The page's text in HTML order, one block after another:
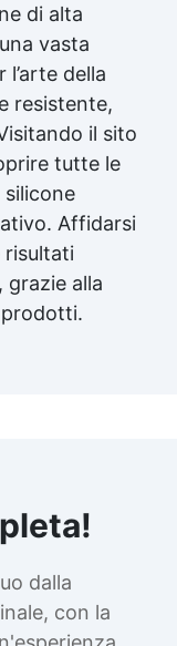
di alta
vasta
della
resistente,
il sito
tutte le
Affidarsi
risultati
grazie alla
prodotti.
dalla
con la